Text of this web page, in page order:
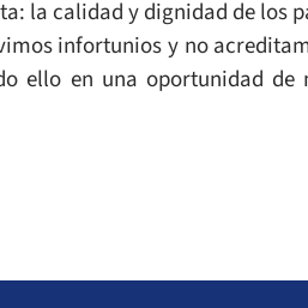
la calidad y dignidad de los
infortunios y no
ello en una oportunidad